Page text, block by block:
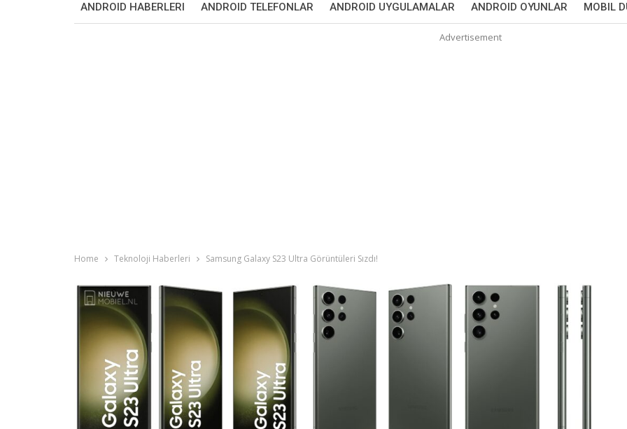
ANDROID HABERLERI ANDROID TELEFONLAR ANDROID UYGULAMALAR ANDROID OYUNLAR MOBIL
Advertisement
Home Teknoloji Haberleri Samsung Galaxy S23 Ultra Görüntüleri Sızdı!